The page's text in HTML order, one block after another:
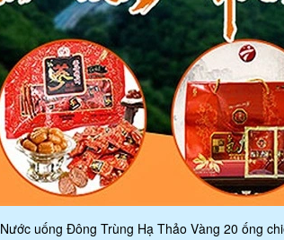
Nước uống Đông Trùng Hạ Thảo Vàng 20 ống